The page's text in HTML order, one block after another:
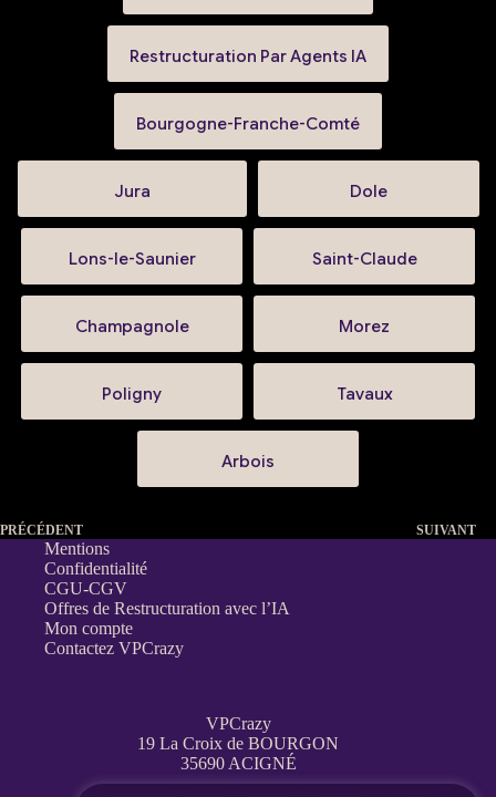
Restructuration Par Agents IA
Bourgogne-Franche-Comté
Jura Dole
Lons-le-Saunier Saint-Claude
Champagnole Morez
Poligny Tavaux
Arbois
PRÉCÉDENT SUIVANT
Mentions
Confidentialité
CGU-CGV
Offres de Restructuration avec l’IA
Mon compte
Contactez VPCrazy
VPCrazy
19 La Croix de BOURGON
35690 ACIGNÉ